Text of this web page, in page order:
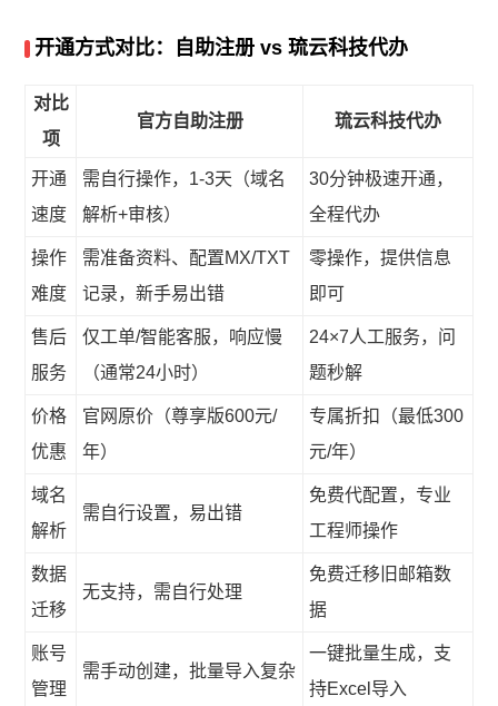
开通方式对比：自助注册 vs 琉云科技代办
对比
项
官方自助注册 琉云科技代办
开通
速度
需自行操作，1-3天（域名
解析+审核）
30分钟极速开通，
全程代办
操作
难度
需准备资料、配置MX/TXT
记录，新手易出错
零操作，提供信息
即可
售后
服务
仅工单/智能客服，响应慢
（通常24小时）
24×7人工服务，问
题秒解
价格
优惠
官网原价（尊享版600元/
年）
专属折扣（最低300
元/年）
域名
解析
需自行设置，易出错
免费代配置，专业
工程师操作
数据
迁移
无支持，需自行处理
免费迁移旧邮箱数
据
账号
管理
需手动创建，批量导入复杂
一键批量生成，支
持Excel导入